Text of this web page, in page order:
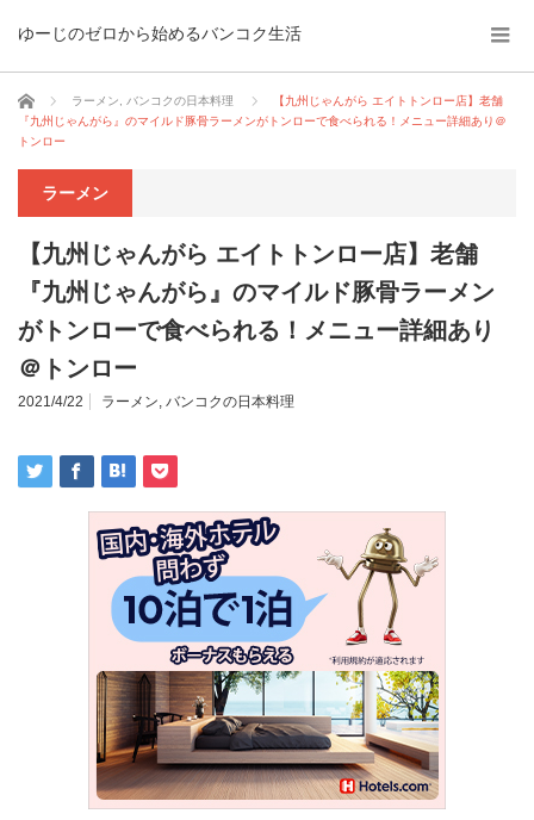
ゆーじのゼロから始めるバンコク生活
ホーム ラーメン バンコクの日本料理
【九州じゃんがら エイトトンロー店】老舗
『九州じゃんがら』のマイルド豚骨ラーメンがトンローで食べられる！メニュー詳細あり＠
トンロー
ラーメン
【九州じゃんがら エイトトンロー店】老舗
『九州じゃんがら』のマイルド豚骨ラーメン
がトンローで食べられる！メニュー詳細あり
＠トンロー
2021/4/22 ラーメン, バンコクの日本料理